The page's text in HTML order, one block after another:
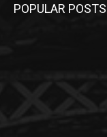
POPULAR POSTS